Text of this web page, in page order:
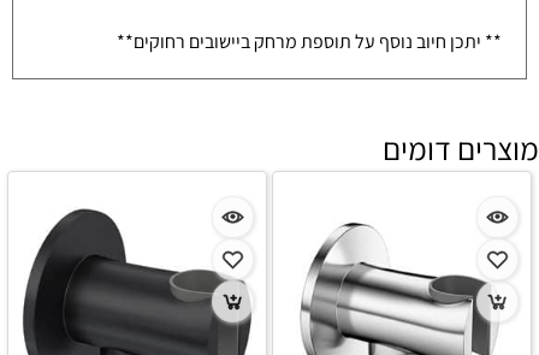
** יתכן חיוב נוסף על תוספת מרחק ביישובים רחוקים**
מוצרים דומים